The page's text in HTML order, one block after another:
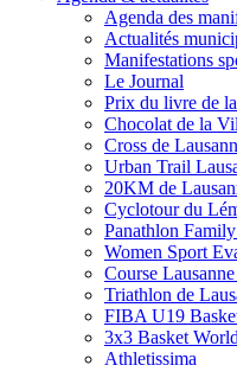
Agenda des
Actualités
Manifestations
Le Journal
Prix du livre de
Chocolat de la
Cross de
Urban Trail
20KM de
Cyclotour du
Panathlon
Women Sport
Course
Triathlon de
FIBA U19
3x3 Basket
Athletissima